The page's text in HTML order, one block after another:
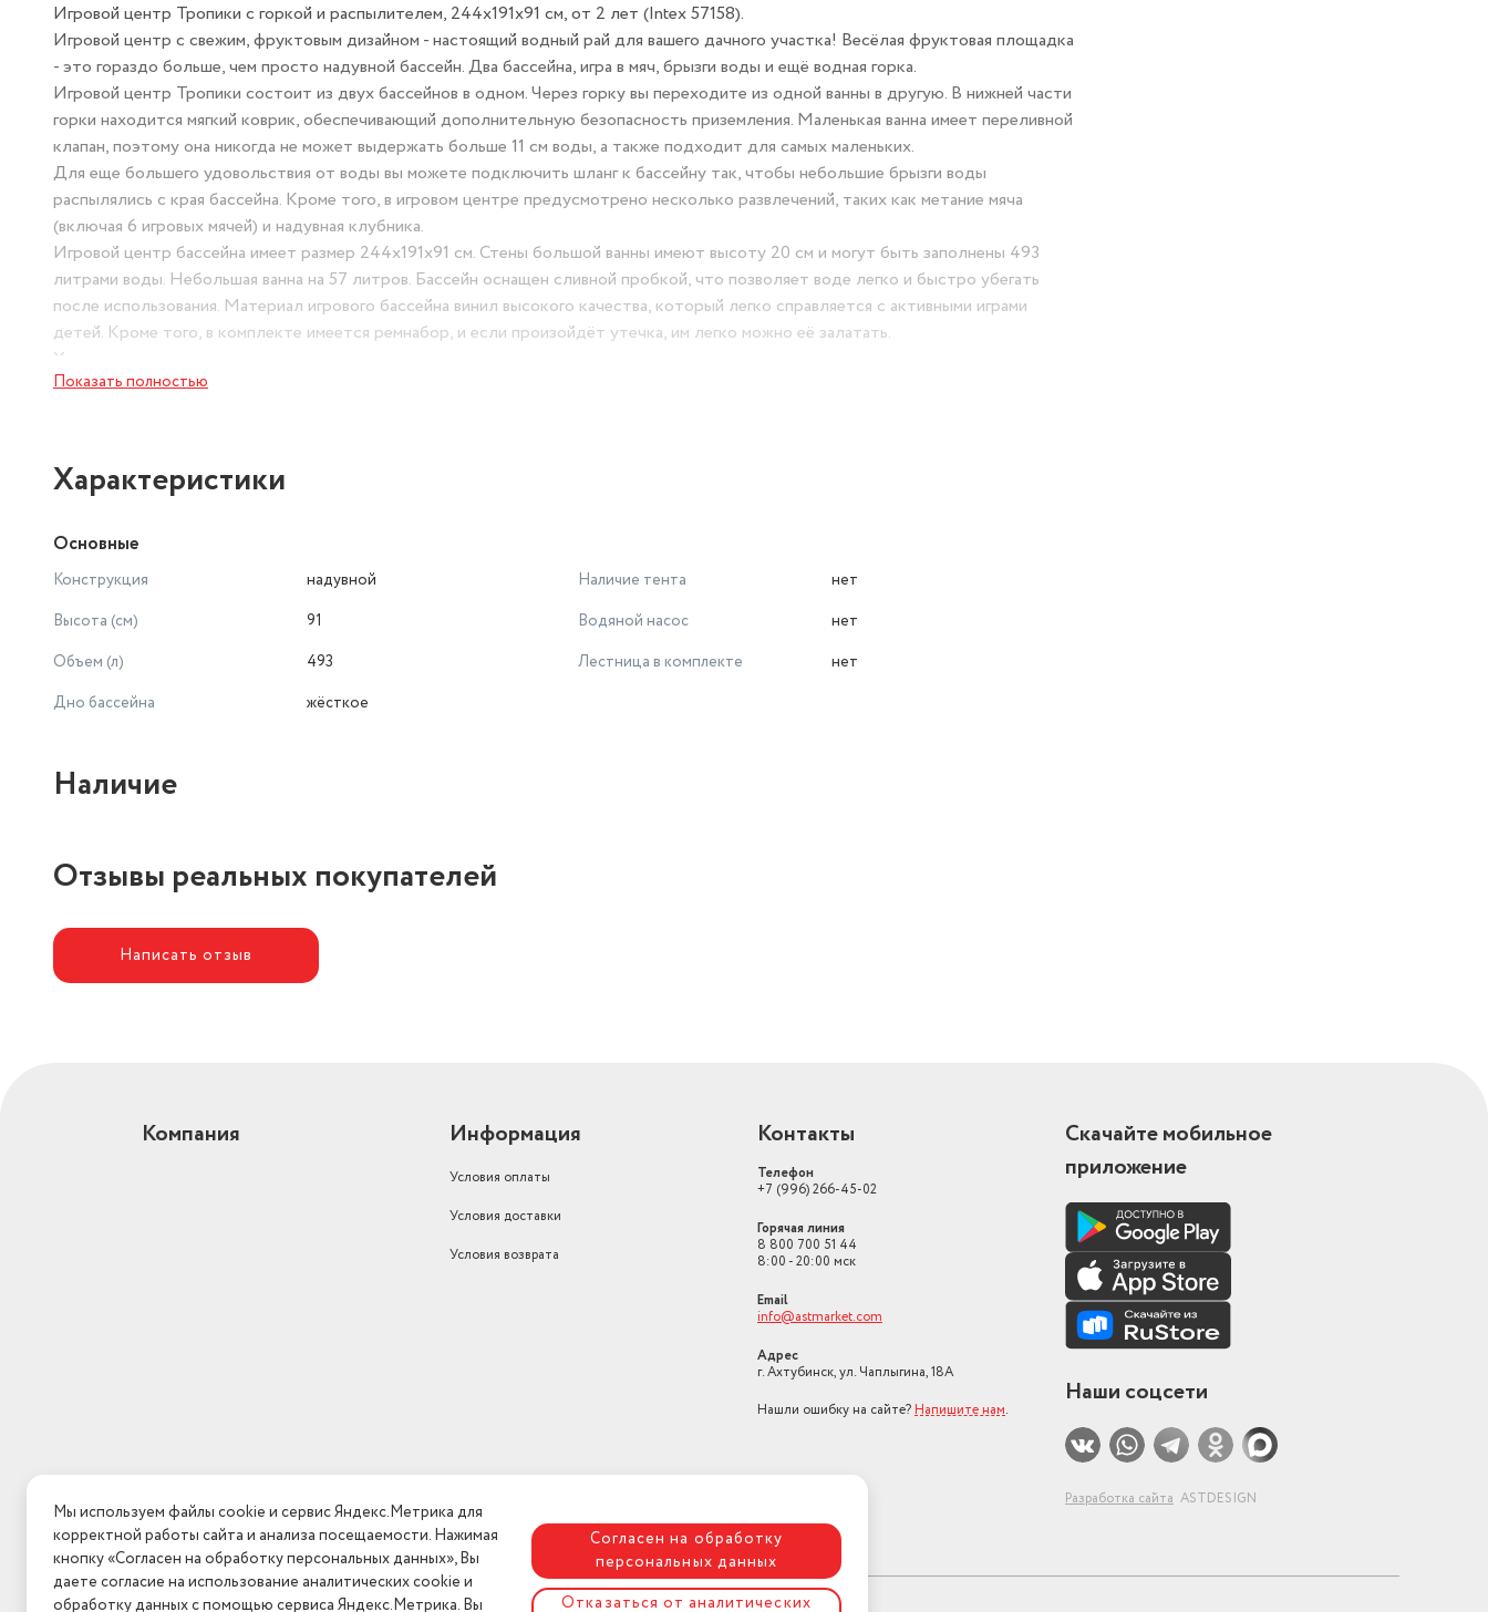
Игровой центр Тропики с горкой и распылителем, 244х191х91 см, от 2 лет (Intex 57158).
Игровой центр с свежим, фруктовым дизайном - настоящий водный рай для вашего дачного участка! Весёлая фруктовая площадка
- это гораздо больше, чем просто надувной бассейн. Два бассейна, игра в мяч, брызги воды и ещё водная горка.
Игровой центр Тропики состоит из двух бассейнов в одном. Через горку вы переходите из одной ванны в другую. В нижней части
горки находится мягкий коврик, обеспечивающий дополнительную безопасность приземления. Маленькая ванна имеет переливной
клапан, поэтому она никогда не может выдержать больше 11 см воды, а также подходит для самых маленьких.
Для еще большего удовольствия от воды вы можете подключить шланг к бассейну так, чтобы небольшие брызги воды
распылялись с края бассейна. Кроме того, в игровом центре предусмотрено несколько развлечений, таких как метание мяча
(включая 6 игровых мячей) и надувная клубника.
Игровой центр бассейна имеет размер 244х191х91 см. Стены большой ванны имеют высоту 20 см и могут быть заполнены 493
литрами воды. Небольшая ванна на 57 литров. Бассейн оснащен сливной пробкой, что позволяет воде легко и быстро убегать
после использования. Материал игрового бассейна винил высокого качества, который легко справляется с активными играми
детей. Кроме того, в комплекте имеется ремнабор, и если произойдёт утечка, им легко можно её залатать.
Характеристики:
Размер: 244х191х91 см
Материал: винил, 0,30 мм
Максимальная нагрузка: 81 кг
Сливной клапан
Вес: 7 кг
Показать полностью
Характеристики
Основные
Конструкция
надувной
Высота (см)
91
Объем (л)
493
Дно бассейна
жёсткое
Наличие тента
нет
Водяной насос
нет
Лестница в комплекте
нет
Наличие
Отзывы реальных покупателей
Написать отзыв
Компания Информация
Условия оплаты
Условия доставки
Условия возврата
Контакты
Телефон
+7 (996) 266-45-02
Горячая линия
8 800 700 51 44
8:00 - 20:00 мск
Email
info@astmarket.com
Адрес
г. Ахтубинск, ул. Чаплыгина, 18А
Нашли ошибку на сайте? Напишите нам.
Скачайте мобильное
приложение
Наши соцсети
Разработка сайта ASTDESIGN
Мы используем файлы cookie и сервис Яндекс.Метрика для
корректной работы сайта и анализа посещаемости. Нажимая
кнопку «Согласен на обработку персональных данных», Вы
даете согласие на использование аналитических cookie и
обработку данных с помощью сервиса Яндекс.Метрика. Вы
Согласен на обработку
персональных данных
Отказаться от аналитических